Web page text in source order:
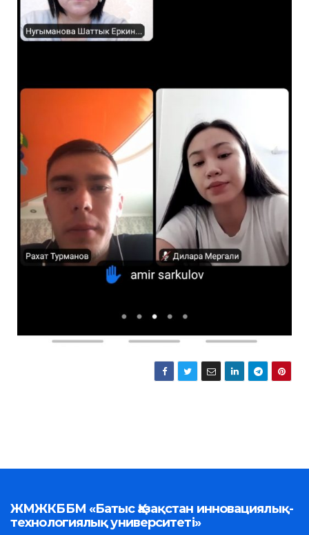
ЖМЖКББМ «Батыс Қазақстан инновациялық-
технологиялық университеті»